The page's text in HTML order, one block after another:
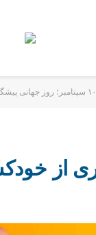
۱۰ سپتامبر؛ روز جهانی پیشگیری از خودکشی